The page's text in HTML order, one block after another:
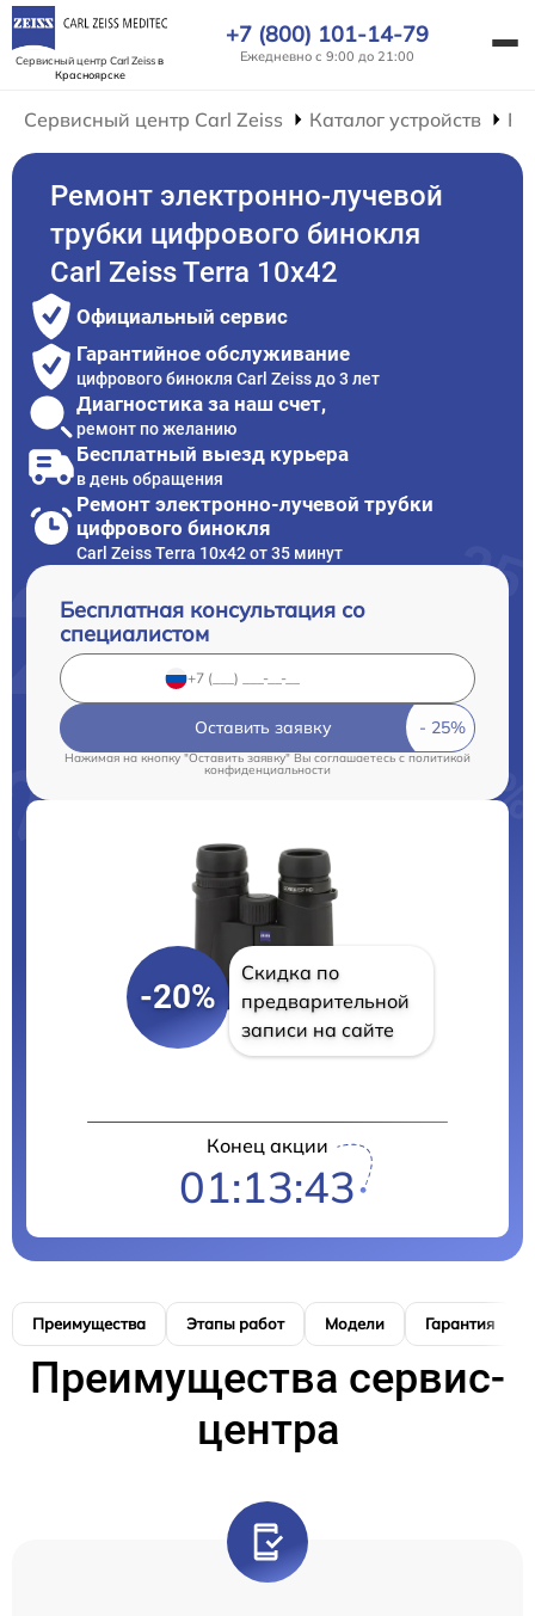
Сервисный центр Carl Zeissв
Красноярске
+7 (800) 101-14-79
Ежедневно с 9:00 до 21:00
Сервисный центр Carl Zeiss Каталог устройств
Ремонт электронно-лучевой
трубки цифрового бинокля
Carl Zeiss Terra 10x42
Официальный сервис
Гарантийное обслуживание
цифрового бинокля Carl Zeiss до 3 лет
Диагностика за наш счет,
ремонт по желанию
Бесплатный выезд курьера
в день обращения
Ремонт электронно-лучевой трубки
цифрового бинокля
Carl Zeiss Terra 10x42 от 35 минут
Бесплатная консультация со
специалистом
Оставить заявку
Нажимая на кнопку "Оставить заявку" Вы соглашаетесь cполитикой
конфиденциальности
-20%
Скидка по
предварительной
записи на сайте
Конец акции
01:13:41
Преимущества Этапы работ Модели Гарантия
Преимущества сервис-
центра